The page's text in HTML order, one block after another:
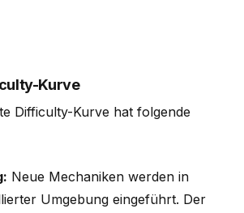
Kurve
Difficulty-Kurve hat folgende
Neue Mechaniken werden in
Umgebung eingeführt. Der